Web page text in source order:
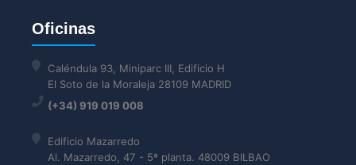
Oficinas
Caléndula 93, Miniparc III, Edificio H
El Soto de la Moraleja 28109 MADRID
(+34) 919 019 008
Edificio Mazarredo
Al. Mazarredo, 47 - 5ª planta. 48009 BILBAO